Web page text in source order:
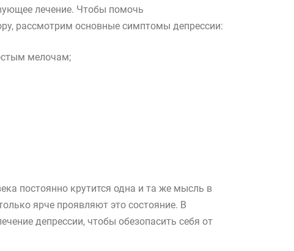
лечение. Чтобы помочь
рассмотрим основные симптомы депрессии:
мелочам;
постоянно крутится одна и та же мысль в
ярче проявляют это состояние. В
депрессии, чтобы обезопасить себя от